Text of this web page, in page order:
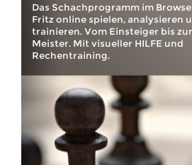
Das Schachprogramm im
Fritz online spielen, analysieren
trainieren. Vom Einsteiger bis
Meister. Mit visueller HILFE und
Rechentraining.